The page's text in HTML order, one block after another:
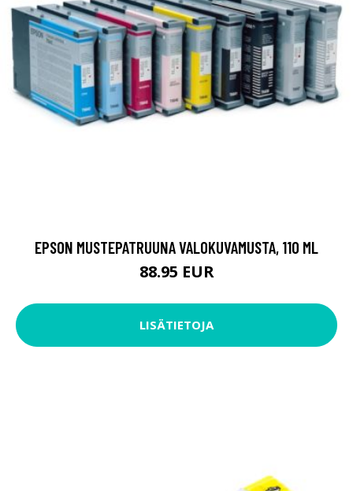
EPSON MUSTEPATRUUNA VALOKUVAMUSTA, 110 ML
88.95 EUR
LISÄTIETOJA